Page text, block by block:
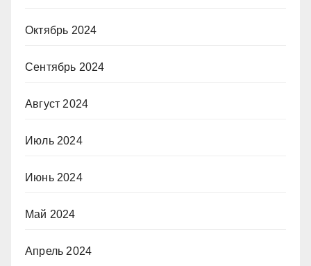
Октябрь 2024
Сентябрь 2024
Август 2024
Июль 2024
Июнь 2024
Май 2024
Апрель 2024